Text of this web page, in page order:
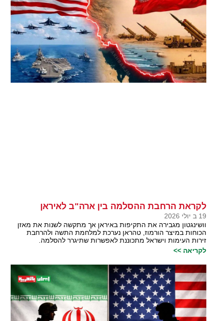
לקראת הרחבת ההסלמה בין ארה"ב לאיראן
19 ב יולי 2026
וושינגטון מגבירה את התקיפות באיראן אך מתקשה לשנות את מאזן
הכוחות במיצר הורמוז, טהראן נערכת למלחמת התשה ולהרחבת
זירות העימות וישראל מתכוננת לאפשרות שתיגרר להסלמה.
לקריאה >>